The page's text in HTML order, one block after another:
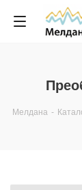
Мелдана -